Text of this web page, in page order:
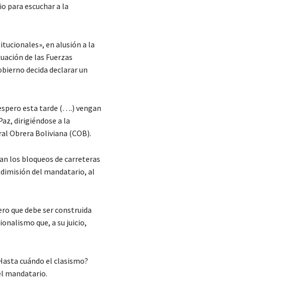
para escuchar a la
en alusión a la
de las Fuerzas
decida declarar un
esta tarde (….) vengan
dirigiéndose a la
Obrera Boliviana (COB).
los bloqueos de carreteras
dimisión del mandatario, al
que debe ser construida
que, a su juicio,
cuándo el clasismo?
mandatario.